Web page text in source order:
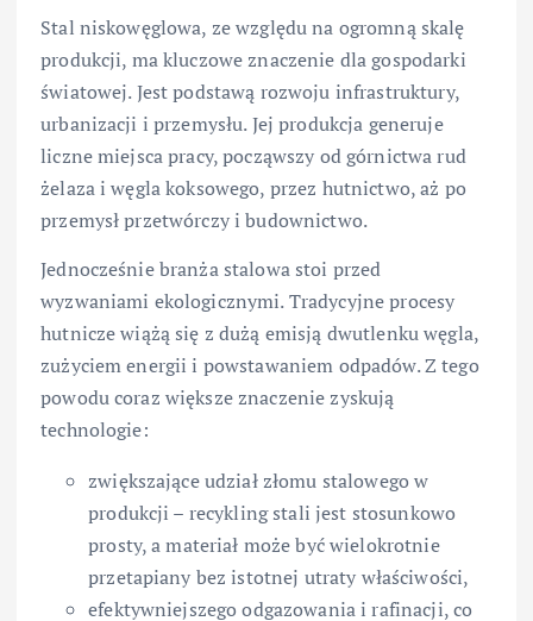
Stal niskowęglowa, ze względu na ogromną skalę
produkcji, ma kluczowe znaczenie dla gospodarki
światowej. Jest podstawą rozwoju infrastruktury,
urbanizacji i przemysłu. Jej produkcja generuje
liczne miejsca pracy, począwszy od górnictwa rud
żelaza i węgla koksowego, przez hutnictwo, aż po
przemysł przetwórczy i budownictwo.
Jednocześnie branża stalowa stoi przed
wyzwaniami ekologicznymi. Tradycyjne procesy
hutnicze wiążą się z dużą emisją dwutlenku węgla,
zużyciem energii i powstawaniem odpadów. Z tego
powodu coraz większe znaczenie zyskują
technologie:
zwiększające udział złomu stalowego w
produkcji – recykling stali jest stosunkowo
prosty, a materiał może być wielokrotnie
przetapiany bez istotnej utraty właściwości,
efektywniejszego odgazowania i rafinacji, co